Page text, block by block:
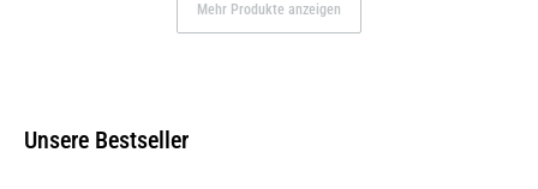
Mehr Produkte anzeigen
Unsere Bestseller